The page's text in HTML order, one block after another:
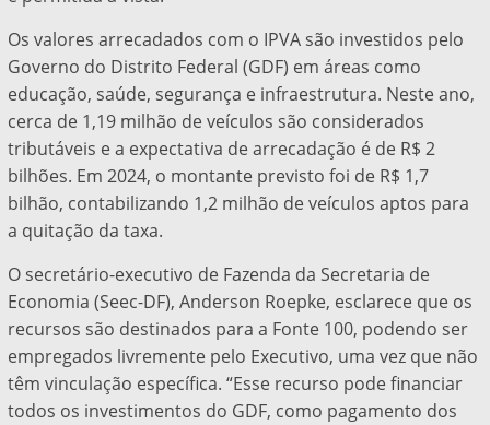
Os valores arrecadados com o IPVA são investidos pelo
Governo do Distrito Federal (GDF) em áreas como
educação, saúde, segurança e infraestrutura. Neste ano,
cerca de 1,19 milhão de veículos são considerados
tributáveis e a expectativa de arrecadação é de R$ 2
bilhões. Em 2024, o montante previsto foi de R$ 1,7
bilhão, contabilizando 1,2 milhão de veículos aptos para
a quitação da taxa.
O secretário-executivo de Fazenda da Secretaria de
Economia (Seec-DF), Anderson Roepke, esclarece que os
recursos são destinados para a Fonte 100, podendo ser
empregados livremente pelo Executivo, uma vez que não
têm vinculação específica. “Esse recurso pode financiar
todos os investimentos do GDF, como pagamento dos